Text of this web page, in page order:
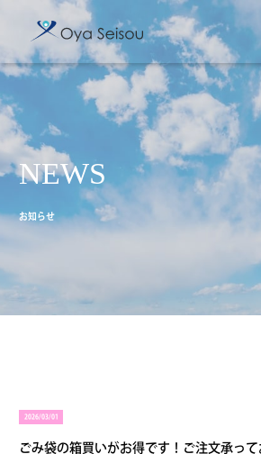
NEWS
お知らせ
2026/03/01
ごみ袋の箱買いがお得です！ご注文承って